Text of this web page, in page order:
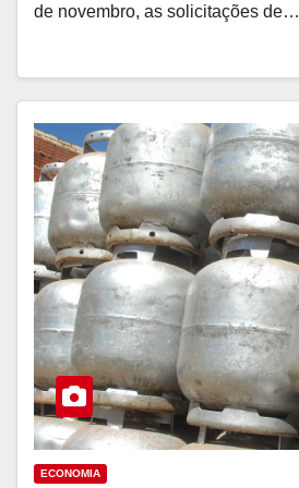
de novembro, as solicitações de…
ECONOMIA